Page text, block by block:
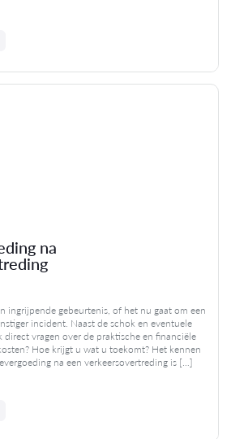
na
ingrijpende gebeurtenis, of het nu gaat om een
incident. Naast de schok en eventuele
direct vragen over de praktische en financiële
Hoe krijgt u wat u toekomt? Het kennen
na een verkeersovertreding is […]